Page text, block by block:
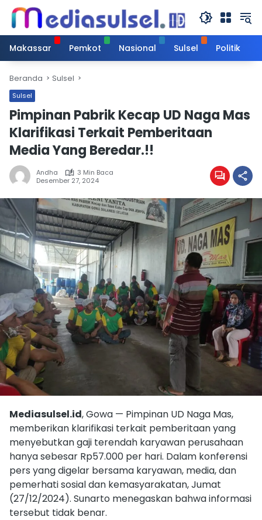
Langsung
konten
Makassar
Pemkot Nasional Sulsel Politik
Beranda Sulsel
Sulsel
Pimpinan Pabrik Kecap UD Naga Mas
Klarifikasi Terkait Pemberitaan
Media Yang Beredar.!!
Andha
3 Min Baca
Desember 27, 2024
Mediasulsel.id, Gowa — Pimpinan UD Naga Mas,
memberikan klarifikasi terkait pemberitaan yang
menyebutkan gaji terendah karyawan perusahaan
hanya sebesar Rp57.000 per hari. Dalam konferensi
pers yang digelar bersama karyawan, media, dan
pemerhati sosial dan kemasyarakatan, Jumat
(27/12/2024). Sunarto menegaskan bahwa informasi
tersebut tidak benar.